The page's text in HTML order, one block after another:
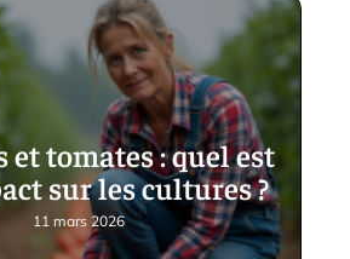
et tomates : quel est
sur les cultures ?
11 mars 2026